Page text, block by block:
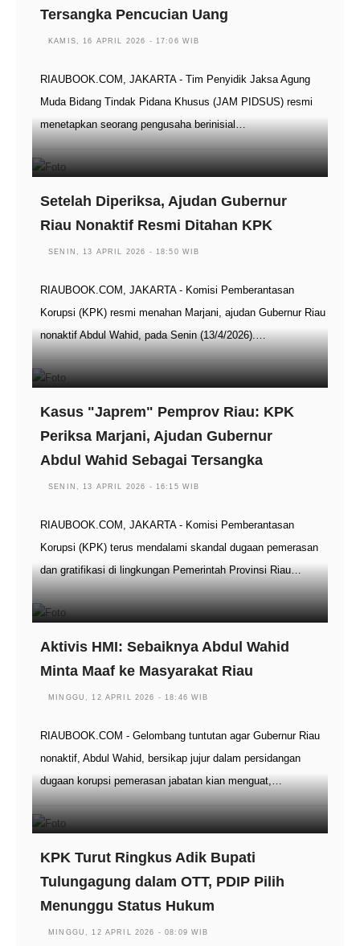
Tersangka Pencucian Uang
KAMIS, 16 APRIL 2026 - 17:06 WIB
RIAUBOOK.COM, JAKARTA - Tim Penyidik Jaksa Agung
Muda Bidang Tindak Pidana Khusus (JAM PIDSUS) resmi
menetapkan seorang pengusaha berinisial…
Setelah Diperiksa, Ajudan Gubernur
Riau Nonaktif Resmi Ditahan KPK
SENIN, 13 APRIL 2026 - 18:50 WIB
RIAUBOOK.COM, JAKARTA - Komisi Pemberantasan
Korupsi (KPK) resmi menahan Marjani, ajudan Gubernur Riau
nonaktif Abdul Wahid, pada Senin (13/4/2026).…
Kasus "Japrem" Pemprov Riau: KPK
Periksa Marjani, Ajudan Gubernur
Abdul Wahid Sebagai Tersangka
SENIN, 13 APRIL 2026 - 16:15 WIB
RIAUBOOK.COM, JAKARTA - Komisi Pemberantasan
Korupsi (KPK) terus mendalami skandal dugaan pemerasan
dan gratifikasi di lingkungan Pemerintah Provinsi Riau…
Aktivis HMI: Sebaiknya Abdul Wahid
Minta Maaf ke Masyarakat Riau
MINGGU, 12 APRIL 2026 - 18:46 WIB
RIAUBOOK.COM - Gelombang tuntutan agar Gubernur Riau
nonaktif, Abdul Wahid, bersikap jujur dalam persidangan
dugaan korupsi pemerasan jabatan kian menguat,…
KPK Turut Ringkus Adik Bupati
Tulungagung dalam OTT, PDIP Pilih
Menunggu Status Hukum
MINGGU, 12 APRIL 2026 - 08:09 WIB